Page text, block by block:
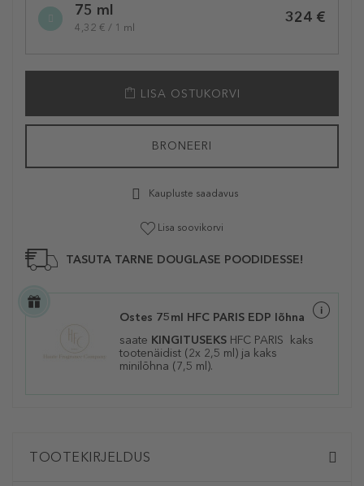
variation75 ml
4,32 € / 1 ml
324 €
LISA OSTUKORVI
BRONEERI
Kaupluste saadavus
Lisa soovikorvi
TASUTA TARNE DOUGLASE POODIDESSE!
Ostes 75ml HFC PARIS EDP lõhna
saate KINGITUSEKS HFC PARIS kaks
tootenäidist (2x 2,5 ml) ja kaks
minilõhna (7,5 ml).
TOOTEKIRJELDUS